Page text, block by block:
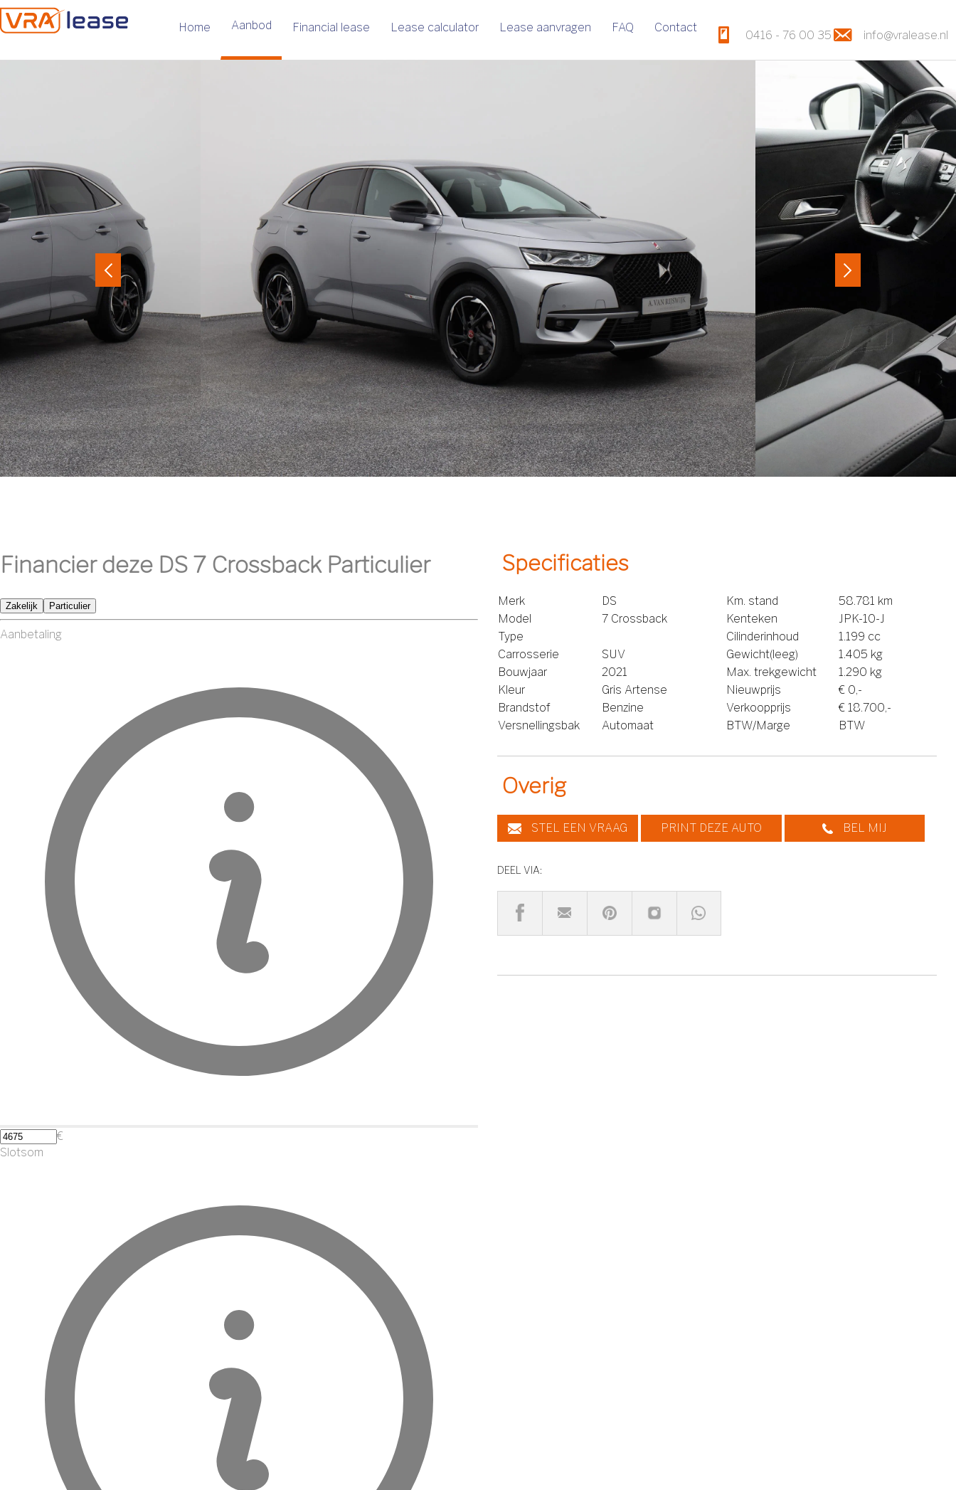
Home Aanbod Financial lease Lease calculator Lease aanvragen FAQ Contact
0416 - 76 00 35 info@vralease.nl
Specificaties
Merk
DS
Model
7 Crossback
Type
Carrosserie
SUV
Bouwjaar
2021
Kleur
Gris Artense
Brandstof
Benzine
Versnellingsbak
Automaat
Km. stand
58.781 km
Kenteken
JPK-10-J
Cilinderinhoud
1.199 cc
Gewicht(leeg)
1.405 kg
Max. trekgewicht
1.290 kg
Nieuwprijs
€ 0,-
Verkoopprijs
€ 18.700,-
BTW/Marge
BTW
Overig
STEL EEN VRAAG PRINT DEZE AUTO BEL MIJ
DEEL VIA: